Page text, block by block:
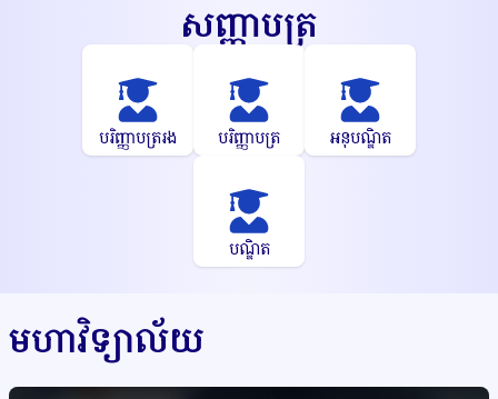
ការចុះបញ្ជី និងវិស័យរៀបចំដែនដី
ដើម្បីបង្កើនការយល់ដឹង
និងការអនុវត្តឲ្យបានត្រឹម
ត្រូវប្រកបដោយនីតិវិធី
និងតាមបទប្បញ្ញត្តិ ក្នុងវិស័យដែនដី
បញ្ហាដែលជាប្រឈមនៅកម្ពុជា។
សញ្ញាបត្រ
បរិញ្ញាបត្ររង បរិញ្ញាបត្រ អនុបណ្ឌិត
បណ្ឌិត
មហាវិទ្យាល័យ